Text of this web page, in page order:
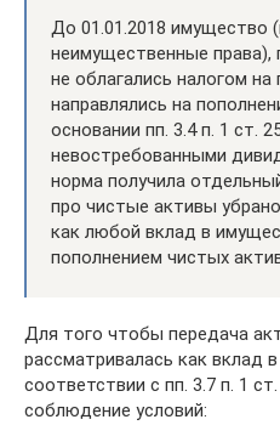
До 01.01.2018 имущество
неимущественные
не облагались налогом на
направлялись на
основании пп. 3.4 п. 1 ст.
невостребованными
норма получила
про чистые активы
как любой вклад в
пополнением чистых
Для того чтобы передача
рассматривалась как вклад
соответствии с пп. 3.7 п. 1
соблюдение условий: